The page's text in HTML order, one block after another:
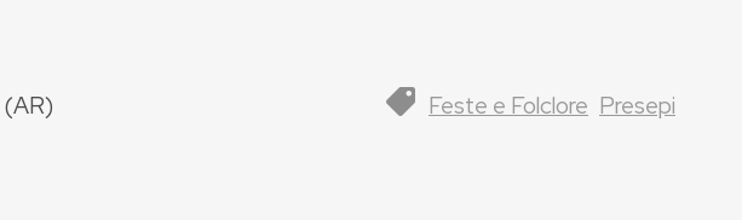
(AR) Feste e Folclore Presepi